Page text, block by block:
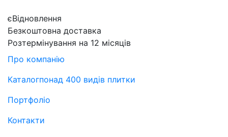
єВідновлення
Безкоштовна доставка
Розтермінування на 12 місяців
Про компанію
Каталогпонад 400 видів плитки
Портфоліо
Контакти